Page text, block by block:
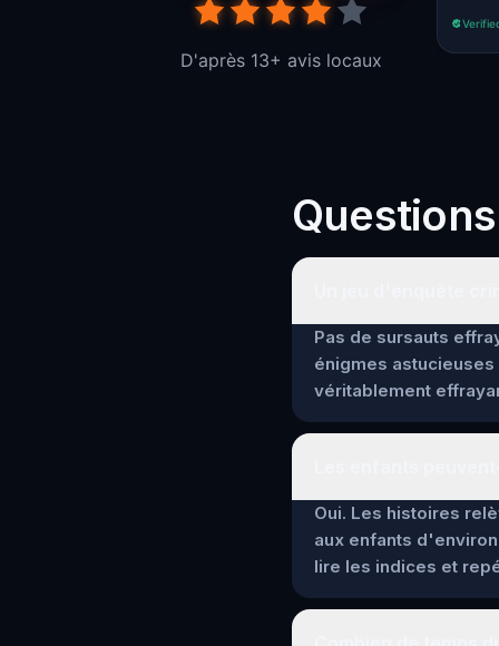
D'après 13+ avis locaux
Pas de sursauts
énigmes
véritablement
Oui. Les histoires
aux enfants
lire les indices et